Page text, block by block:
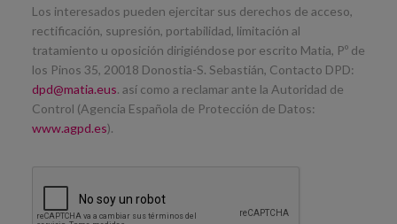
Los interesados pueden ejercitar sus derechos de acceso,
rectificación, supresión, portabilidad, limitación al
tratamiento u oposición dirigiéndose por escrito Matia, Pº de
los Pinos 35, 20018 Donostia-S. Sebastián, Contacto DPD:
dpd@matia.eus. así como a reclamar ante la Autoridad de
Control (Agencia Española de Protección de Datos:
www.agpd.es).